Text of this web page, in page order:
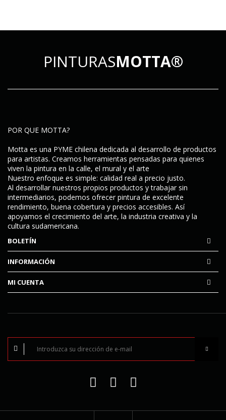
PINTURASMOTTA®
POR QUE MOTTA?
Motta es una PYME chilena dedicada al desarrollo de productos
para artistas. Creamos herramientas pensadas para quienes
viven la pintura en la calle, el mural y el arte
Nuestro enfoque es simple: calidad real a precio justo.
Al desarrollar nuestros propios productos y trabajar sin
intermediarios, podemos ofrecer pintura de excelente
rendimiento, buena cobertura y precios accesibles. Así
apoyamos el crecimiento del arte, la industria creativa y la
cultura sudamericana.
BOLETÍN
INFORMACIÓN
MI CUENTA